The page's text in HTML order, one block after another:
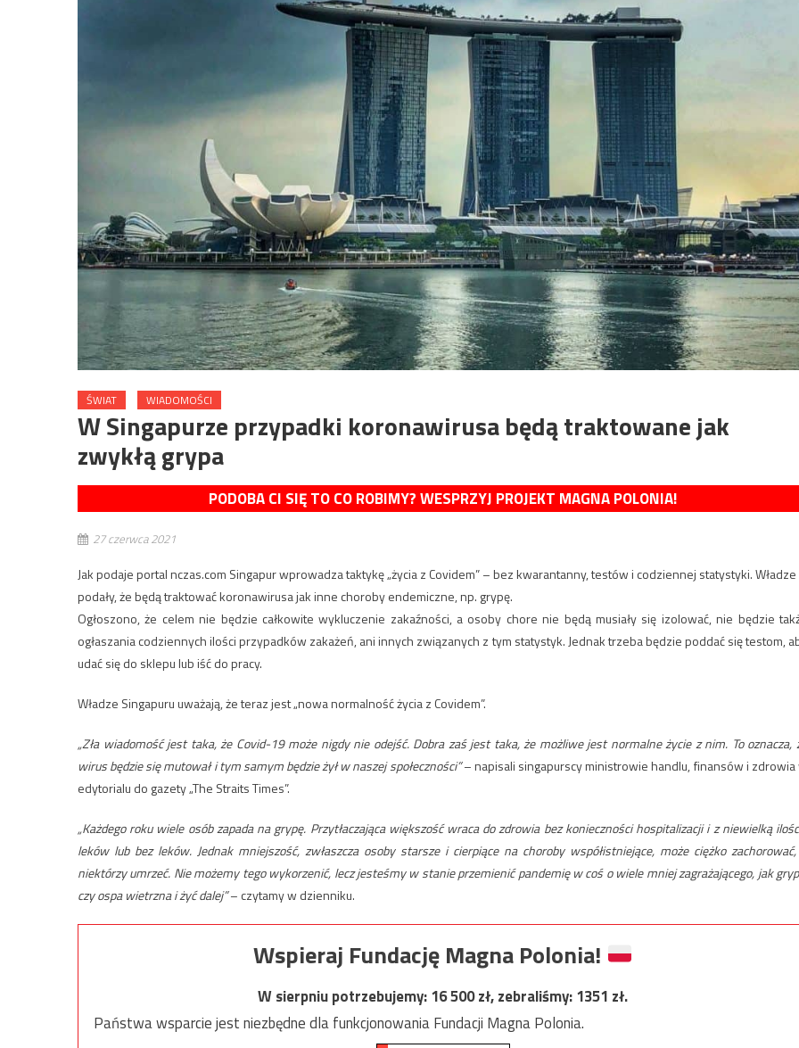
ŚWIAT WIADOMOŚCI
W Singapurze przypadki koronawirusa będą traktowane jak
zwykłą grypa
PODOBA CI SIĘ TO CO ROBIMY? WESPRZYJ PROJEKT MAGNA POLONIA!
27 czerwca 2021
Jak podaje portal nczas.com Singapur wprowadza taktykę „życia z Covidem” – bez kwarantanny, testów i codziennej statystyki. Władze
podały, że będą traktować koronawirusa jak inne choroby endemiczne, np. grypę.
Ogłoszono, że celem nie będzie całkowite wykluczenie zakaźności, a osoby chore nie będą musiały się izolować, nie będzie
ogłaszania codziennych ilości przypadków zakażeń, ani innych związanych z tym statystyk. Jednak trzeba będzie poddać się testom,
udać się do sklepu lub iść do pracy.
Władze Singapuru uważają, że teraz jest „nowa normalność życia z Covidem”.
„Zła wiadomość jest taka, że Covid-19 może nigdy nie odejść. Dobra zaś jest taka, że możliwe jest normalne życie z nim. To oznacza,
wirus będzie się mutował i tym samym będzie żył w naszej społeczności”– napisali singapurscy ministrowie handlu, finansów i zdrowia
edytorialu do gazety „The Straits Times”.
„Każdego roku wiele osób zapada na grypę. Przytłaczająca większość wraca do zdrowia bez konieczności hospitalizacji i z niewielką
leków lub bez leków. Jednak mniejszość, zwłaszcza osoby starsze i cierpiące na choroby współistniejące, może ciężko
niektórzy umrzeć. Nie możemy tego wykorzenić, lecz jesteśmy w stanie przemienić pandemię w coś o wiele mniej zagrażającego, jak
czy ospa wietrzna i żyć dalej”– czytamy w dzienniku.
Wspieraj Fundację Magna Polonia!
W sierpniu potrzebujemy:16 500zł, zebraliśmy:1351 zł.
Państwa wsparcie jest niezbędne dla funkcjonowania Fundacji Magna Polonia.